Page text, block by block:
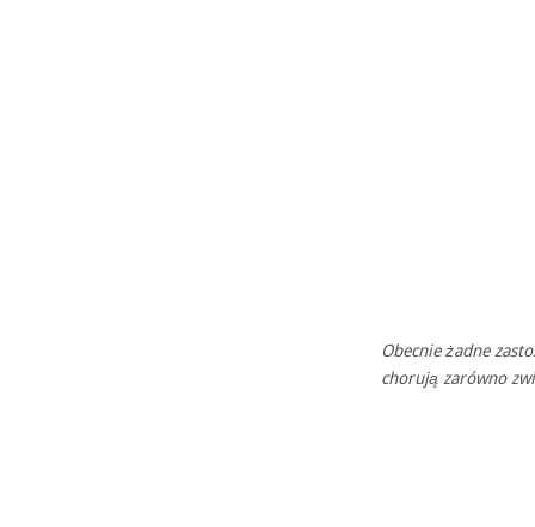
Obecnie żadne
chorują zarówno